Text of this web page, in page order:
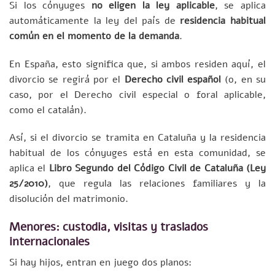
Si los cónyuges no eligen la ley aplicable, se aplica
automáticamente la ley del país de residencia habitual
común en el momento de la demanda.
En España, esto significa que, si ambos residen aquí, el
divorcio se regirá por el Derecho civil español (o, en su
caso, por el Derecho civil especial o foral aplicable,
como el catalán).
Así, si el divorcio se tramita en Cataluña y la residencia
habitual de los cónyuges está en esta comunidad, se
aplica el Libro Segundo del Código Civil de Cataluña (Ley
25/2010), que regula las relaciones familiares y la
disolución del matrimonio.
Menores: custodia, visitas y traslados
internacionales
Si hay hijos, entran en juego dos planos: